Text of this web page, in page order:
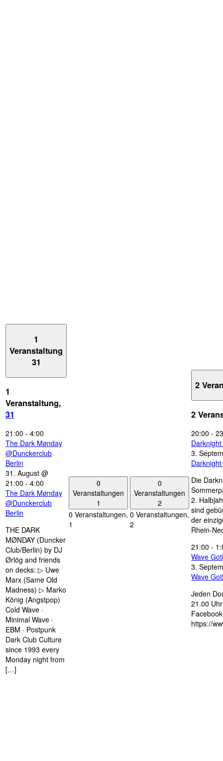
1
Veranstaltung
31
1
Veranstaltung,
31
21:00 - 4:00
The Dark Mønday
@Dunckerclub
Berlin
31. August @
21:00 - 4:00
The Dark Mønday
@Dunckerclub
Berlin
THE DARK
MØNDAY (Duncker
Club/Berlin) by DJ
Ørlög and friends
on decks: ▷ Uwe
Marx (Same Old
Madness) ▷ Marko
König (Angstpop)
Cold Wave ·
Minimal Wave ·
EBM · Postpunk
Dark Club Culture
since 1993 every
Monday night from
[…]
0
Veranstaltungen
1
0 Veranstaltungen,
1
0
Veranstaltungen
2
0 Veranstaltungen,
2
2
2
20:00 -
3.
Die
2.
sind
der
Rhein-
21:00 -
Wave
3.
Wave
Jeden
21.00
https://